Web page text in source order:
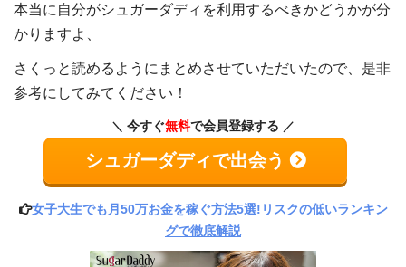
本当に自分がシュガーダディを利用するべきかどうかが分
かりますよ、
さくっと読めるようにまとめさせていただいたので、是非
参考にしてみてください！
今すぐ無料で会員登録する
シュガーダディで出会う
女子大生でも月50万お金を稼ぐ方法5選!リスクの低いランキン
グで徹底解説